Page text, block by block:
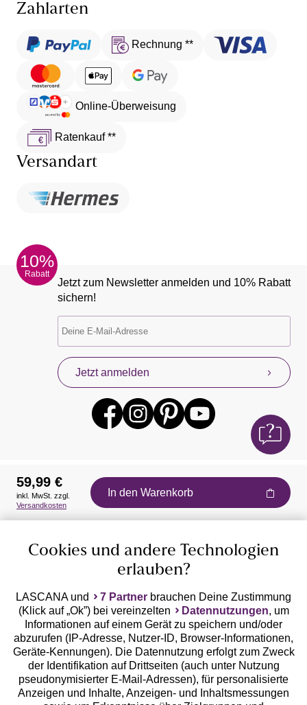
Zahlarten
Rechnung **
Online-Überweisung
Ratenkauf **
Versandart
10%
Rabatt
Jetzt zum Newsletter anmelden und 10% Rabatt
sichern!
Jetzt anmelden
Auszeichnungen
Geprüfte Sicherheit
59,99 €
inkl. MwSt. zzgl.
Versandkosten
In den Warenkorb
Cookies und andere Technologien
erlauben?
LASCANA und 7 Partner brauchen Deine Zustimmung
(Klick auf „Ok”) bei vereinzelten
Datennutzungen, um
Informationen auf einem Gerät zu speichern und/oder
abzurufen (IP-Adresse, Nutzer-ID, Browser-Informationen,
Geräte-Kennungen). Die Datennutzung erfolgt zum Zweck
der Identifikation auf Drittseiten (auch unter Nutzung
pseudonymisierter E-Mail-Adressen), für personalisierte
Anzeigen und Inhalte, Anzeigen- und Inhaltsmessungen